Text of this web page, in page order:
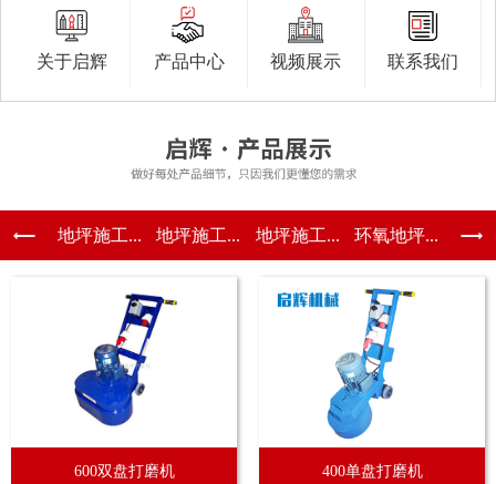
关于启辉 产品中心 视频展示 联系我们
地坪施工... 地坪施工... 地坪施工... 环氧地坪...
600双盘打磨机 400单盘打磨机